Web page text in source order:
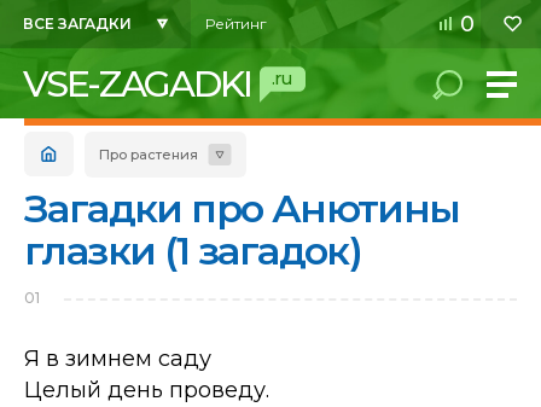
ВСЕ ЗАГАДКИ Рейтинг 0
VSE-ZAGADKI .ru
Про растения
Загадки про Анютины
глазки (1 загадок)
01
Я в зимнем саду
Целый день проведу.